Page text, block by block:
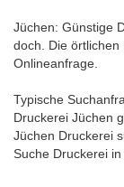
Jüchen: Günstige
doch. Die
Onlineanfrage.
Typische
Druckerei Jüchen
Jüchen Druckerei
Suche Druckerei in